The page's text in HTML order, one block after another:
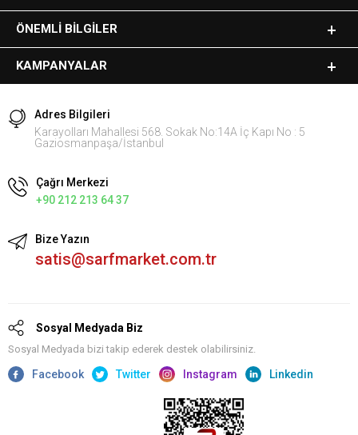
ÖNEMLI BILGILER
KAMPANYALAR
Adres Bilgileri
Karayolları Mahallesi 568. Sokak No:14A İç Kapı No : 5
Gaziosmanpaşa/İstanbul
Çağrı Merkezi
+90 212 213 64 37
Bize Yazın
satis@sarfmarket.com.tr
Sosyal Medyada Biz
Sosyal Medyada bizi takip ederek destek olabilirsiniz.
Facebook Twitter Instagram Linkedin